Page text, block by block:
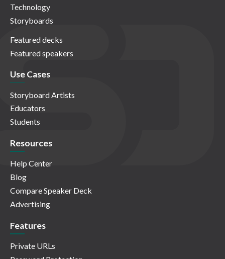
Technology
Storyboards
Featured decks
Featured speakers
Use Cases
Storyboard Artists
Educators
Students
Resources
Help Center
Blog
Compare Speaker Deck
Advertising
Features
Private URLs